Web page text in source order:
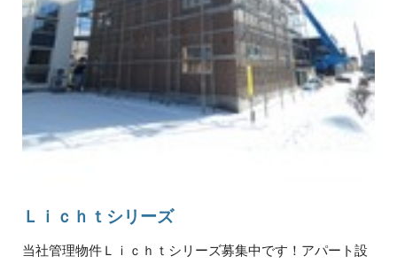
Ｌｉｃｈｔシリーズ
当社管理物件Ｌｉｃｈｔシリーズ募集中です！アパート設